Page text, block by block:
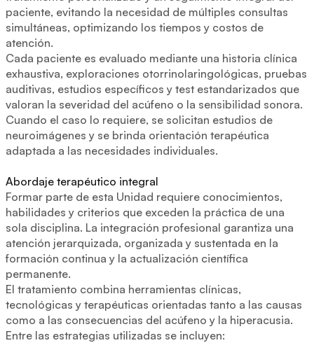
paciente, evitando la necesidad de múltiples consultas
simultáneas, optimizando los tiempos y costos de
atención.
Cada paciente es evaluado mediante una historia clínica
exhaustiva, exploraciones otorrinolaringológicas, pruebas
auditivas, estudios específicos y test estandarizados que
valoran la severidad del acúfeno o la sensibilidad sonora.
Cuando el caso lo requiere, se solicitan estudios de
neuroimágenes y se brinda orientación terapéutica
adaptada a las necesidades individuales.
Abordaje terapéutico integral
Formar parte de esta Unidad requiere conocimientos,
habilidades y criterios que exceden la práctica de una
sola disciplina. La integración profesional garantiza una
atención jerarquizada, organizada y sustentada en la
formación continua y la actualización científica
permanente.
El tratamiento combina herramientas clínicas,
tecnológicas y terapéuticas orientadas tanto a las causas
como a las consecuencias del acúfeno y la hiperacusia.
Entre las estrategias utilizadas se incluyen: